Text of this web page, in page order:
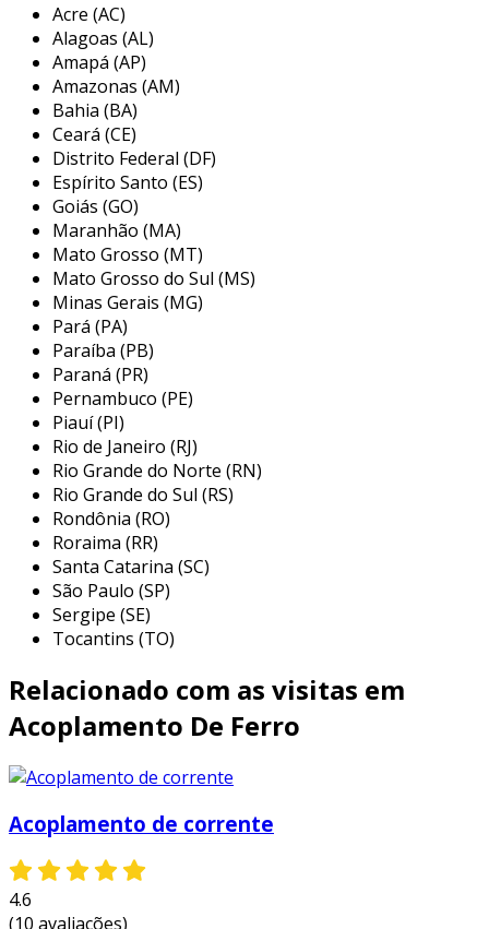
caracteriza por sua resistência ao desgaste e à
corrosão, o que o torna ideal para aplicações
em ambientes severos. a composição em ferro
fundido proporciona uma alta capacidade de
carga, além de ser capaz de suportar
temperaturas elevadas e variações térmicas, o
que é fundamental em maquinários industriais.
principais aplicações do
acoplamento de ferro fundido
os acoplamentos de ferro fundido são versáteis
e desempenham papel crucial em diversas
aplicações industriais. eles são usados em
máquinas e equipamentos que demandam uma
transmissão eficiente de energia, como
motores, redutores e compressores. alguns
dos principais setores que utilizam esse tipo de
acoplamento incluem:
indústria alimentícia:
equipamentos de processamento e
transporte de alimentos devido à sua
resistência à corrosão.
setor de mineração:
adversas e exigem alta durabilidade.
indústria petroquímica:empregado em
bombas e compressores, onde a eficiência
na transferência de torque é essencial.
sistemas de movimentação e transporte
de fibras e produtos acabados.
essas aplicações demonstram a robustez e a
Acre (AC)
Alagoas (AL)
Amapá (AP)
Amazonas (AM)
Bahia (BA)
Ceará (CE)
Distrito Federal (DF)
Espírito Santo (ES)
Goiás (GO)
Maranhão (MA)
Mato Grosso (MT)
Mato Grosso do Sul (MS)
Minas Gerais (MG)
Pará (PA)
Paraíba (PB)
Paraná (PR)
Pernambuco (PE)
Piauí (PI)
Rio de Janeiro (RJ)
Rio Grande do Norte (RN)
Rio Grande do Sul (RS)
Rondônia (RO)
Roraima (RR)
Santa Catarina (SC)
São Paulo (SP)
Sergipe (SE)
Tocantins (TO)
Relacionado com as visitas em
Acoplamento De Ferro
Acoplamento de corrente
4.6
(10 avaliações)